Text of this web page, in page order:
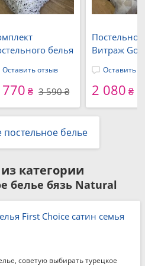
белья
ветви
Оставить отзыв
₴ 3 590 ₴
Витраж
серый
Оставить
2 080 ₴
белье
категории
белье бязь Natural
First Choice сатин семья
советую выбирать турецкое